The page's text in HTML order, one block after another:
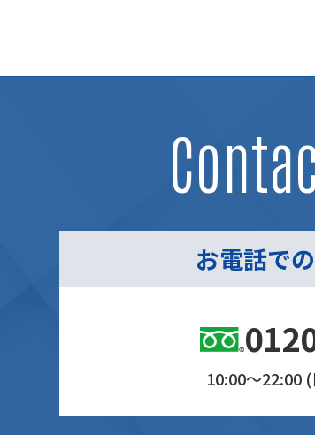
お電話で
10:00～22:00